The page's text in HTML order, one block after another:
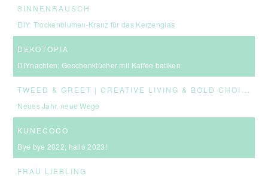
SINNENRAUSCH
DIY: Trockenblumen-Kranz für das Kerzenglas
DEKOTOPIA
DIYnachten: Geschenktücher mit Kaffee batiken
T
WEED & GREET | CREATIVE LIVING & BOLD CHOICES
Neues Jahr, neue Wege
KUNECOCO
Bye bye 2022, hallo 2023!
FRAU LIEBLING